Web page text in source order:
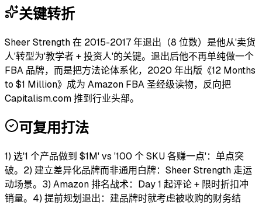
关键转折
Sheer Strength 在 2015-2017 年退出（8 位数）是他从'卖货
人'转型为'教学者 + 投资人'的关键。退出后他不再单纯做一个
FBA 品牌，而是把方法论体系化，2020 年出版《12 Months
to $1 Million》成为 Amazon FBA 圣经级读物，反向把
Capitalism.com 推到行业头部。
可复用打法
1) 选'1 个产品做到 $1M' vs '100 个 SKU 各赚一点'：单点突
破。2) 建立差异化品牌而非通用白牌：Sheer Strength 走运
动场景。3) Amazon 排名战术：Day 1 起评论 + 限时折扣冲
销量。4) 提前规划退出：建品牌时就考虑被收购的财务结